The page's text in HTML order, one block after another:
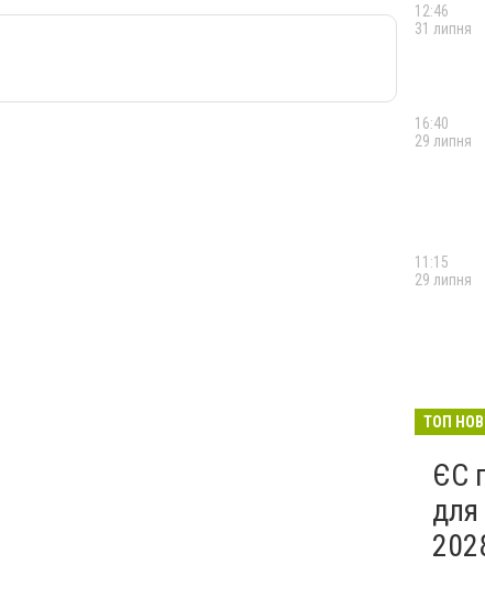
12:46
31 липня
16:40
29 липня
11:15
29 липня
ТОП
ЄС
для